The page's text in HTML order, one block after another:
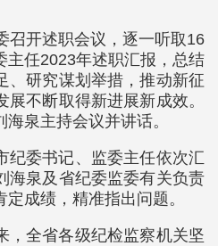
召开述职会议，逐一听取16
主任2023年述职汇报，总结
、研究谋划举措，推动新征
不断取得新进展新成效。
泉主持会议并讲话。
纪委书记、监委主任依次汇
海泉及省纪委监委有关负责
成绩，精准指出问题。
，全省各级纪检监察机关坚